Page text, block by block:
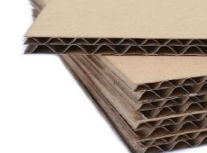
箱廠為企業提供定
寸，但要根據內盛
商所需求的
尺寸是外箱尺寸還